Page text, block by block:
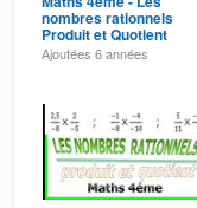
nombres rationnels
Produit et Quotient
Exercice 8
Ajoutées 6 années